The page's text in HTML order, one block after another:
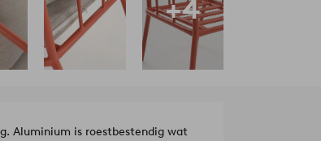
+4
Aluminium is roestbestendig wat